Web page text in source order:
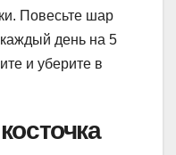
Повесьте шар
каждый день на 5
и уберите в